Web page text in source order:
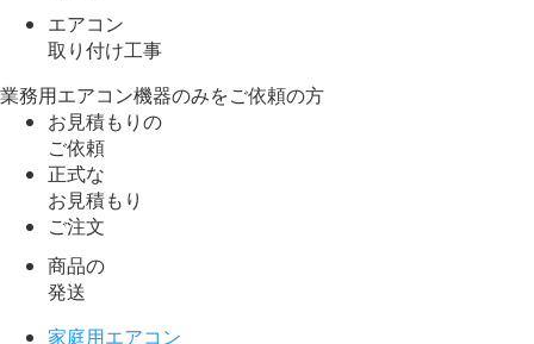
エアコン
取り付け工事
業務用エアコン機器のみをご依頼の方
お見積もりの
ご依頼
正式な
お見積もり
ご注文
商品の
発送
家庭用エアコン